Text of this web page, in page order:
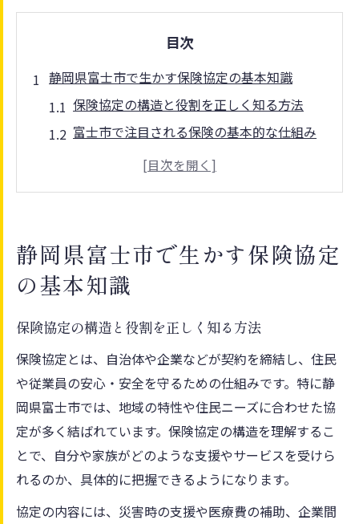
目次
静岡県富士市で生かす保険協定の基本知識
保険協定の構造と役割を正しく知る方法
富士市で注目される保険の基本的な仕組み
協定が保険選びに与えるメリットを解説
保険活用が進む富士市の協定制度とは
富士市の保険協定制度の特徴と活用法
保険協定を利用する際の注意点と流れ
保険制度と協定の違いをわかりやすく解説
協定の活用で実感できる保険の利点
富士市で広がる保険協定利用の実例紹介
安心を支える保険の仕組みを富士市で解説
富士市で知っておくべき保険の基本理念
保険協定が生活に与える安心感の理由
保険の契約と協定利用の流れを整理しよう
万一に備える保険の具体的な機能とは
静岡県富士市で生かす保険協定
の基本知識
保険協定の構造と役割を正しく知る方法
保険協定とは、自治体や企業などが契約を締結し、住民
や従業員の安心・安全を守るための仕組みです。特に静
岡県富士市では、地域の特性や住民ニーズに合わせた協
定が多く結ばれています。保険協定の構造を理解するこ
とで、自分や家族がどのような支援やサービスを受けら
れるのか、具体的に把握できるようになります。
協定の内容には、災害時の支援や医療費の補助、企業間